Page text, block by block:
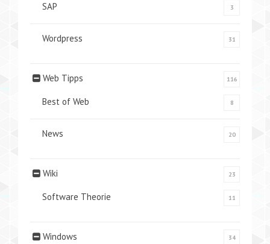
SAP 3
Wordpress 31
Web Tipps 116
Best of Web 8
News 20
Wiki 23
Software Theorie 11
Windows 34